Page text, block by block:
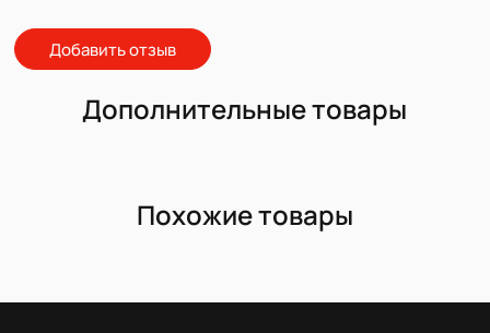
Добавить отзыв
Дополнительные товары
Похожие товары